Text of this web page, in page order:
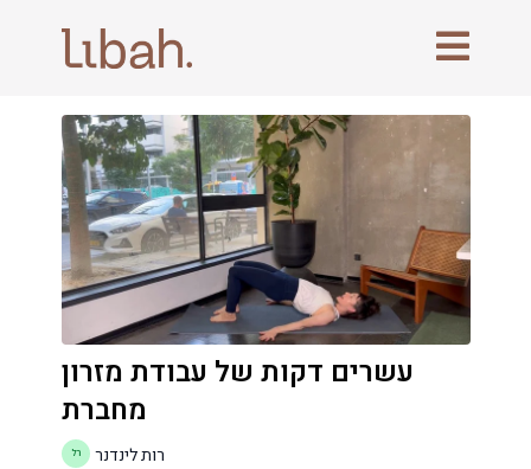
עשרים דקות של עבודת מזרון
מחברת
רות לינדנר